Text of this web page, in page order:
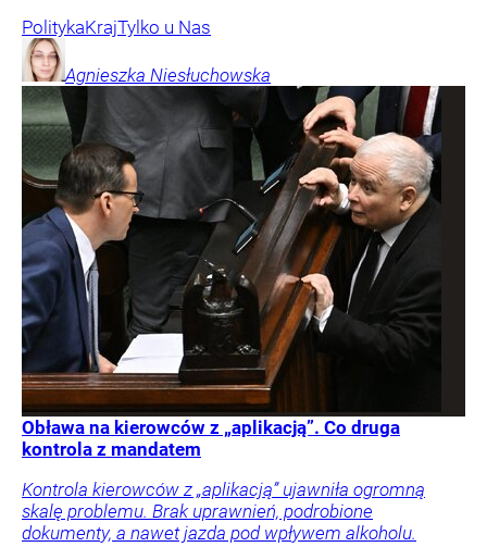
PolitykaKrajTylko u Nas
Agnieszka Niesłuchowska
Obława na kierowców z „aplikacją”. Co druga
kontrola z mandatem
Kontrola kierowców z „aplikacją” ujawniła ogromną
skalę problemu. Brak uprawnień, podrobione
dokumenty, a nawet jazda pod wpływem alkoholu.